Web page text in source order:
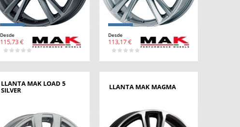
Desde
115,73 €
Desde
113,17 €
LLANTA MAK LOAD 5
SILVER LLANTA MAK MAGMA